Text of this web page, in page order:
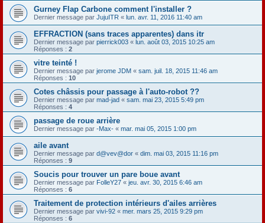
Gurney Flap Carbone comment l'installer ?
Dernier message par JujuITR « lun. avr. 11, 2016 11:40 am
EFFRACTION (sans traces apparentes) dans itr
Dernier message par pierrick003 « lun. août 03, 2015 10:25 am
Réponses : 2
vitre teinté !
Dernier message par jerome JDM « sam. juil. 18, 2015 11:46 am
Réponses : 10
Cotes châssis pour passage à l'auto-robot ??
Dernier message par mad-jad « sam. mai 23, 2015 5:49 pm
Réponses : 4
passage de roue arrière
Dernier message par -Max- « mar. mai 05, 2015 1:00 pm
aile avant
Dernier message par d@vev@dor « dim. mai 03, 2015 11:16 pm
Réponses : 9
Soucis pour trouver un pare boue avant
Dernier message par FolleY27 « jeu. avr. 30, 2015 6:46 am
Réponses : 6
Traitement de protection intérieurs d'ailes arrières
Dernier message par vivi-92 « mer. mars 25, 2015 9:29 pm
Réponses : 6